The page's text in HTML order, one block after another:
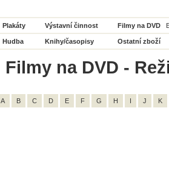
Plakáty Výstavní činnost Filmy na DVD
Hudba Knihy/časopisy Ostatní zboží
Filmy na DVD -
A B C D E F G H I J K